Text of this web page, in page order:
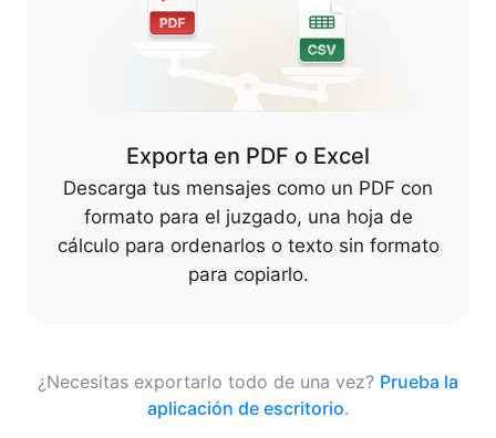
Exporta en PDF o Excel
Descarga tus mensajes como un PDF con
formato para el juzgado, una hoja de
cálculo para ordenarlos o texto sin formato
para copiarlo.
¿Necesitas exportarlo todo de una vez? Prueba la
aplicación de escritorio.